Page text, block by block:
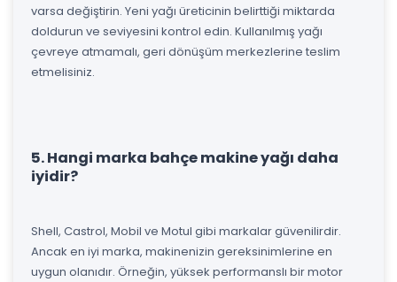
varsa değiştirin. Yeni yağı üreticinin belirttiği miktarda
doldurun ve seviyesini kontrol edin. Kullanılmış yağı
çevreye atmamalı, geri dönüşüm merkezlerine teslim
etmelisiniz.
5. Hangi marka bahçe makine yağı daha
iyidir?
Shell, Castrol, Mobil ve Motul gibi markalar güvenilirdir.
Ancak en iyi marka, makinenizin gereksinimlerine en
uygun olanıdır. Örneğin, yüksek performanslı bir motor